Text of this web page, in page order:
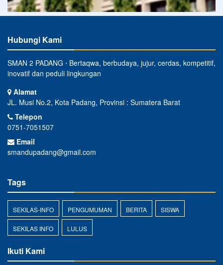
Hubungi Kami
SMAN 2 PADANG ⋅ Bertaqwa, berbudaya, jujur, cerdas, kompetitif,
inovatif dan peduli lingkungan
Alamat
JL. Musi No.2, Kota Padang, Provinsi : Sumatera Barat
Telepon
0751-7051507
Email
smandupadang@gmail.com
Tags
SEKILAS-INFO PENGUMUMAN BERITA SISWA
SEKILAS INFO LULUS
Ikuti Kami